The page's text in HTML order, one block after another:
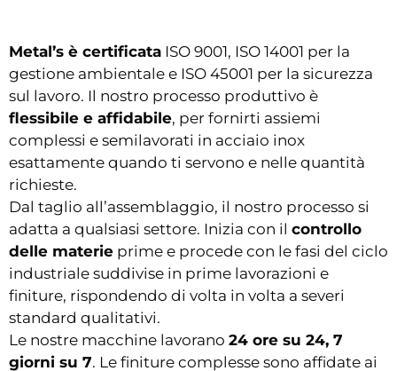
Metal’s è certificata ISO 9001, ISO 14001 per la
gestione ambientale e ISO 45001 per la sicurezza
sul lavoro. Il nostro processo produttivo è
flessibile e affidabile, per fornirti assiemi
complessi e semilavorati in acciaio inox
esattamente quando ti servono e nelle quantità
richieste.
Dal taglio all’assemblaggio, il nostro processo si
adatta a qualsiasi settore. Inizia con il controllo
delle materie prime e procede con le fasi del ciclo
industriale suddivise in prime lavorazioni e
finiture, rispondendo di volta in volta a severi
standard qualitativi.
Le nostre macchine lavorano 24 ore su 24, 7
giorni su 7. Le finiture complesse sono affidate ai